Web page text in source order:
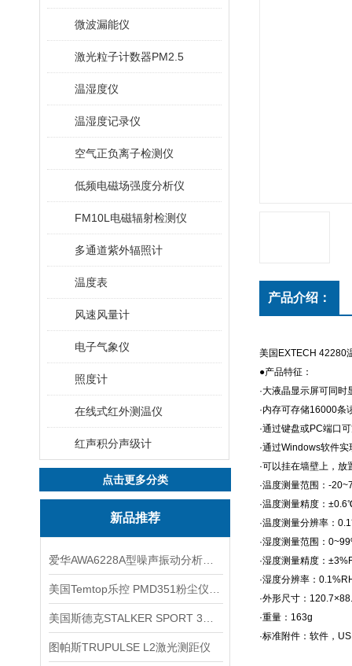
微波漏能仪
激光粒子计数器PM2.5
温湿度仪
温湿度记录仪
空气正负离子检测仪
低频电磁场强度分析仪
FM10L电磁辐射检测仪
多通道紫外辐照计
温度表
风速风量计
电子气象仪
照度计
在线式红外测温仪
红声积分声级计
点击更多分类
新品推荐
图帕斯TRUPULSE L2激光测距仪
产品介绍：
美国EXTECH 42280
●产品特征：
·大液晶显示屏可同
·内存可存储16000条
·通过键盘或PC端口
·通过Windows软件
·可以挂在墙壁上，
·温度测量范围：-
·温度测量精度：
·温度测量分辨率：
·湿度测量范围：
·湿度测量精度：
·湿度分辨率：
·外形尺寸：
·重量：163g
·标准附件：软件，